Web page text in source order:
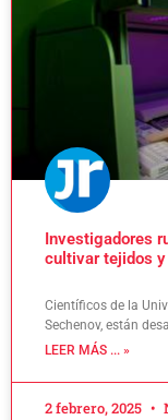
Investigadores
cultivar tejidos y
Científicos de la
Sechenov, están
LEER MÁS ... »
2 febrero, 2025